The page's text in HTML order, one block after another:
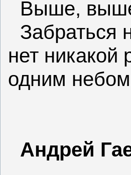
Выше,
Забраться
нет никакой
одним
Андрей